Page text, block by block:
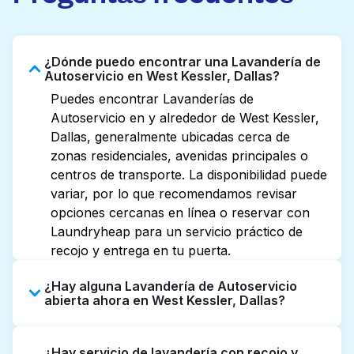
¿Dónde puedo encontrar una Lavandería de
Autoservicio en West Kessler, Dallas?
Puedes encontrar Lavanderías de
Autoservicio en y alrededor de West Kessler,
Dallas, generalmente ubicadas cerca de
zonas residenciales, avenidas principales o
centros de transporte. La disponibilidad puede
variar, por lo que recomendamos revisar
opciones cercanas en línea o reservar con
Laundryheap para un servicio práctico de
recojo y entrega en tu puerta.
¿Hay alguna Lavandería de Autoservicio
abierta ahora en West Kessler, Dallas?